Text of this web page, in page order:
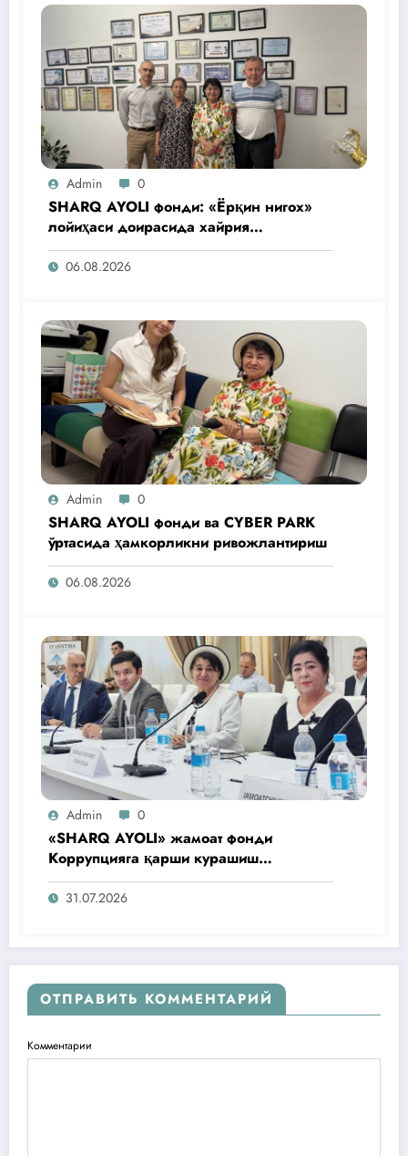
Admin 0
SHARQ AYOLI фонди: «Ёрқин нигох»
лойиҳаси доирасида хайрия
операциялари ўтказилади
06.08.2026
Admin 0
SHARQ AYOLI фонди ва CYBER PARK
ўртасида ҳамкорликни ривожлантириш
06.08.2026
Admin 0
«SHARQ AYOLI» жамоат фонди
Коррупцияга қарши курашиш
агентлигидаги жамоат эшитувида
ташаббусларини тақдим этди
31.07.2026
ОТПРАВИТЬ КОММЕНТАРИЙ
Комментарии